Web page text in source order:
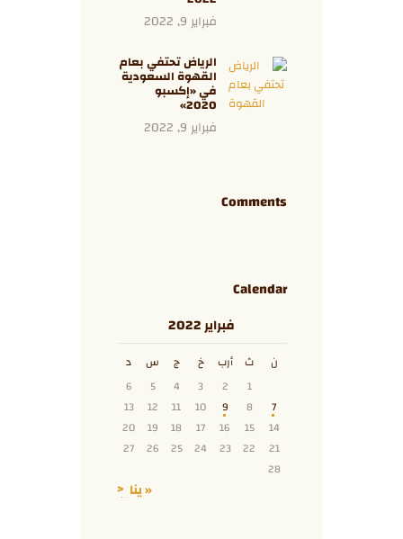
فبراير 9, 2022
الرياض تحتفي بعام
القهوة السعودية
في «إكسبو
2020»
فبراير 9, 2022
Comments
Calendar
فبراير 2022
ن ث أرب خ ج س
د
1
2
3
4
5
6
7
8
9
10
11
12
13
14
15
16
17
18
19
20
21
22
23
24
25
26
27
28
« يناير